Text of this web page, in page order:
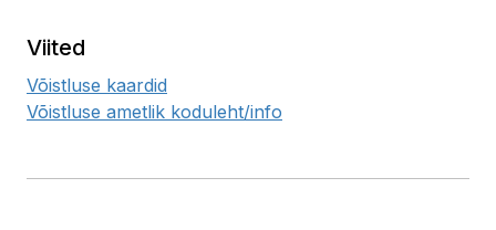
Viited
Võistluse kaardid
Võistluse ametlik koduleht/info